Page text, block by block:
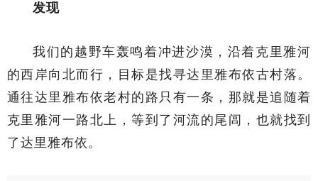
发现
我们的越野车轰鸣着冲进沙漠，沿着克里雅河
的西岸向北而行，目标是找寻达里雅布依古村落。
通往达里雅布依老村的路只有一条，那就是追随着
克里雅河一路北上，等到了河流的尾闾，也就找到
了达里雅布依。